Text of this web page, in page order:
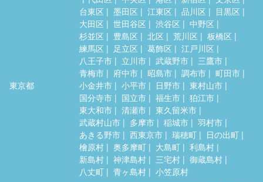
東京都
台東区
墨田区 江東区 品川区
目黒区
大田区
世田谷区 渋谷区
中野区
杉並区
豊島区 北区 荒川区
板橋区
練馬区
足立区 葛飾区
江戸川区
八王子市
立川市 武蔵野市
三鷹市
青梅市
府中市 昭島市 調布市
町田市
小金井市
小平市 日野市
東村山市
国分寺市
国立市 福生市
狛江市
東大和市
清瀬市
東久留米市
武蔵村山市
多摩市 稲城市
羽村市
あきる野市
西東京市 瑞穂町
日の出町
檜原村
奥多摩町 大島町
利島村
新島村
神津島村 三宅村
御蔵島村
八丈町
青ヶ島村 小笠原村